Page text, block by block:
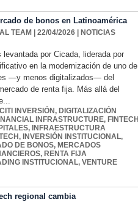
de bonos en Latinoamérica
TEAM | 22/04/2026
NOTICIAS
levantada por Cicada, liderada por
en la modernización de uno de
—y menos digitalizados— del
de renta fija. Más allá del
CITI INVERSIÓN, DIGITALIZACIÓN
INFRASTRUCTURE, FINTECH
, INFRAESTRUCTURA
, INVERSIÓN INSTITUCIONAL,
DE BONOS, MERCADOS
, RENTA FIJA
INSTITUCIONAL, VENTURE
regional cambia